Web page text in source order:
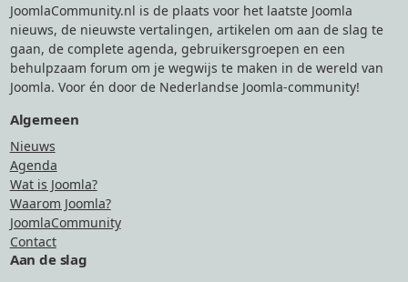
JoomlaCommunity.nl is de plaats voor het laatste Joomla
nieuws, de nieuwste vertalingen, artikelen om aan de slag te
gaan, de complete agenda, gebruikersgroepen en een
behulpzaam forum om je wegwijs te maken in de wereld van
Joomla. Voor én door de Nederlandse Joomla-community!
Algemeen
Nieuws
Agenda
Wat is Joomla?
Waarom Joomla?
JoomlaCommunity
Contact
Aan de slag